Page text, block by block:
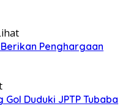
Berikan Penghargaan
Duduki JPTP Tubaba